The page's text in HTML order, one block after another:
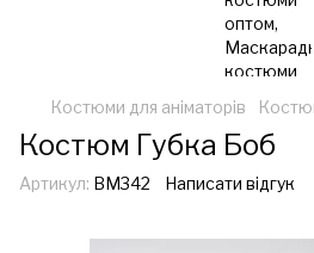
Костюми для аніматорів
Костюм Губка Боб
Артикул: ВМ342 Написати відгук